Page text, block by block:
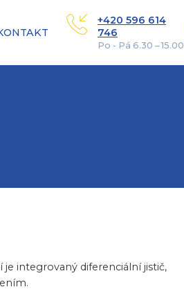
+420 596 614
746
Po - Pá 6.30 – 15.00
integrovaný diferenciální jistič,